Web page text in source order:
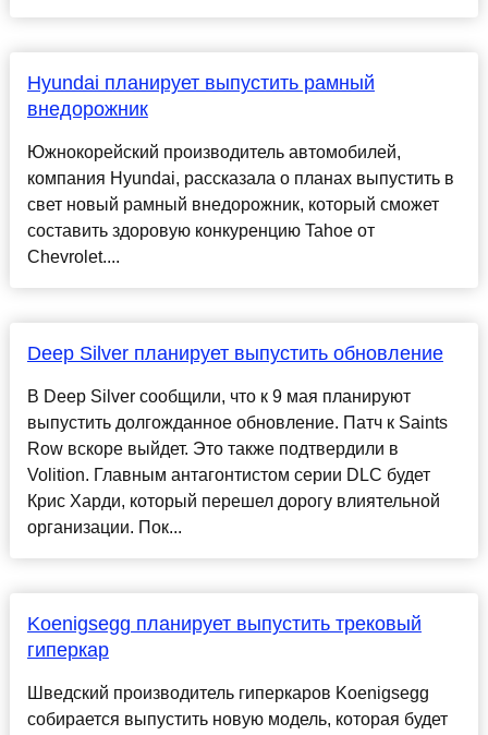
Hyundai планирует выпустить рамный
внедорожник
Южнокорейский производитель автомобилей,
компания Hyundai, рассказала о планах выпустить в
свет новый рамный внедорожник, который сможет
составить здоровую конкуренцию Tahoe от
Chevrolet....
Deep Silver планирует выпустить обновление
В Deep Silver сообщили, что к 9 мая планируют
выпустить долгожданное обновление. Патч к Saints
Row вскоре выйдет. Это также подтвердили в
Volition. Главным антагонтистом серии DLC будет
Крис Харди, который перешел дорогу влиятельной
организации. Пок...
Koenigsegg планирует выпустить трековый
гиперкар
Шведский производитель гиперкаров Koenigsegg
собирается выпустить новую модель, которая будет